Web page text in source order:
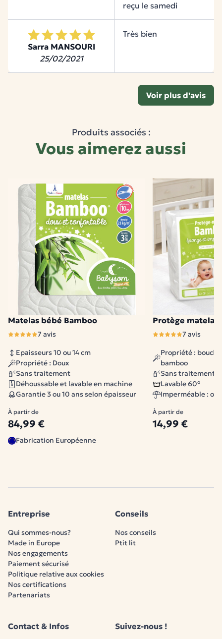
L'idéal pour toujours avoir une alèse de
rechange pendant que l'autre est au lavage, en
cas d'accident nocturne.
Les points forts
couche supérieure au sec.
Une barrière qui empêche les liquides de
traverser jusqu'au matelas.
Anti-dérapante
Son dessous adhère au matelas et reste bien
en place toute la nuit, même avec les bébés
agités.
Respirante et silencieuse
Lavable en machine à 90°C
Réutilisable et économique, pour une hygiène
Certifiée OEKO-TEX Standard 100
reçu le samedi
Sarra MANSOURI
25/02/2021
Très bien
Voir plus d'avis
Produits associés :
Vous aimerez aussi
Matelas bébé Bamboo
7 avis
Epaisseurs 10 ou 14 cm
Propriété : Doux
Sans traitement
Déhoussable et lavable en machine
Garantie 3 ou 10 ans selon épaisseur
À partir de
84,99 €
2 modèles disponibles
Fabrication Européenne
Protège matelas
7 avis
Propriété :
bamboo
Sans traitement
Lavable 60°
Imperméable : oui
À partir de
14,99 €
1 modèle disponible
Entreprise
Qui sommes-nous?
Made in Europe
Nos engagements
Paiement sécurisé
Politique relative aux cookies
Nos certifications
Partenariats
Conseils
Nos conseils
Ptit lit
Contact & Infos Suivez-nous !